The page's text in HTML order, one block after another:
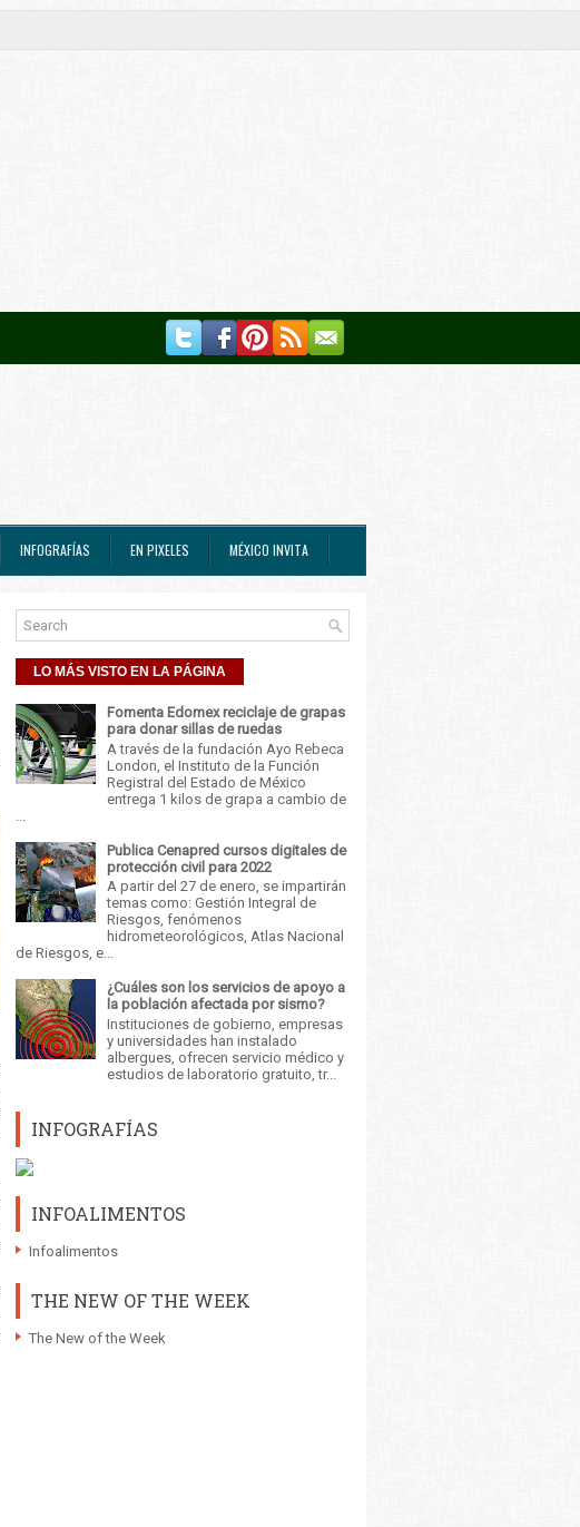
INFOGRAFÍAS EN PIXELES MÉXICO INVITA
LO MÁS VISTO EN LA PÁGINA
Fomenta Edomex reciclaje de grapas
para donar sillas de ruedas
A través de la fundación Ayo Rebeca
London, el Instituto de la Función
Registral del Estado de México
entrega 1 kilos de grapa a cambio de
Publica Cenapred cursos digitales de
protección civil para 2022
A partir del 27 de enero, se impartirán
temas como: Gestión Integral de
Riesgos, fenómenos
hidrometeorológicos, Atlas Nacional
de Riesgos, e...
¿Cuáles son los servicios de apoyo a
la población afectada por sismo?
Instituciones de gobierno, empresas
y universidades han instalado
albergues, ofrecen servicio médico y
estudios de laboratorio gratuito, tr...
INFOGRAFÍAS
INFOALIMENTOS
Infoalimentos
THE NEW OF THE WEEK
The New of the Week